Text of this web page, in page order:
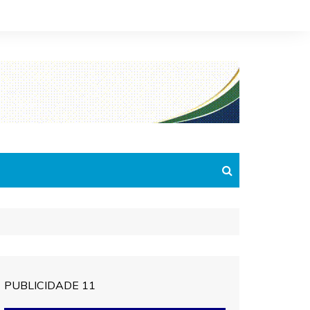
PUBLICIDADE 11